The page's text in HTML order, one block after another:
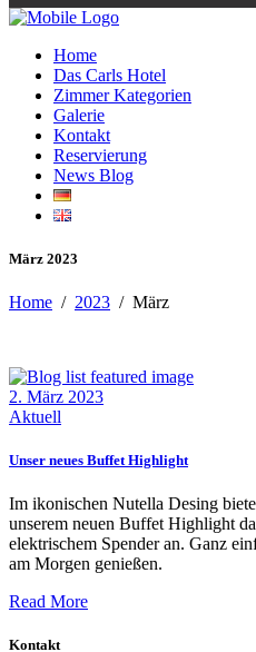
Home
Das Carls Hotel
Zimmer Kategorien
Galerie
Kontakt
Reservierung
News Blog
März 2023
Home / 2023 / März
2. März 2023
Aktuell
Unser neues Buffet Highlight
Im ikonischen Nutella Desing
unserem neuen Buffet Highlight
elektrischem Spender an. Ganz
am Morgen genießen.
Read More
Kontakt